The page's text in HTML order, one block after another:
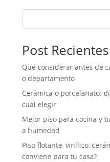
Post Recientes
Qué considerar antes de
o departamento
Cerámica o porcelanato:
cuál elegir
Mejor piso para cocina y
a humedad
Piso flotante, vinílico,
conviene para tu casa?